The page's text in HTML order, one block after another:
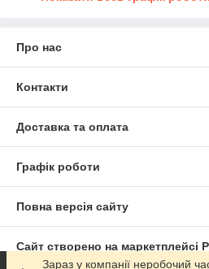
Про нас
Контакти
Доставка та оплата
Графік роботи
Повна версія сайту
Сайт створено на маркетплейсі
Зараз у компанії неробочий